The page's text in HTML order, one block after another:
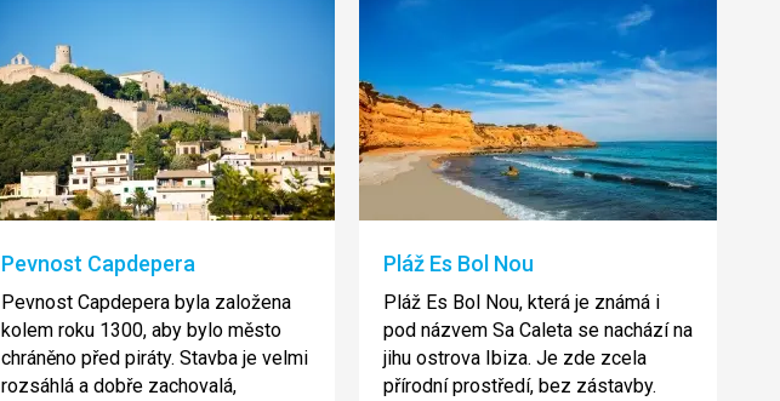
Pevnost Capdepera
Pevnost Capdepera byla založena
kolem roku 1300, aby bylo město
chráněno před piráty. Stavba je velmi
rozsáhlá a dobře zachovalá,
Pláž Es Bol Nou
Pláž Es Bol Nou, která je známá i
pod názvem Sa Caleta se nachází na
jihu ostrova Ibiza. Je zde zcela
přírodní prostředí, bez zástavby.